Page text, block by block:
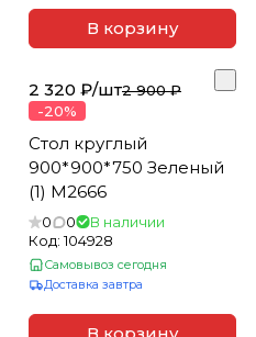
В корзину
2 320 ₽/шт2 900 ₽
-20%
Стол круглый
900*900*750 Зеленый
(1) М2666
0 0
В наличии
Код:104928
Самовывоз сегодня
Доставка завтра